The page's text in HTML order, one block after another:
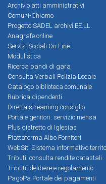
Archivio atti amministrativi
Comuni-Chiamo
Progetto SADEL archivi EE.LL.
Anagrafe online
Servizi Sociali On Line
Modulistica
Ricerca bandi di gara
Consulta Verbali Polizia Locale
Catalogo biblioteca comunale
Rubrica dipendenti
Diretta streaming consiglio
Portale genitori: servizio mensa
Plus distretto di Iglesias
Piattaforma Albo Fornitori
WebSit: Sistema informativo
Tributi: consulta rendite catastali
Tributi: delibere e regolamento
PagoPa Portale dei pagamenti